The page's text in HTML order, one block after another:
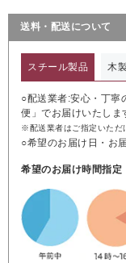
送料・配送について
スチール製品 木
○配送業者:安心・丁寧
便」でお届けいたしま
※配送業者はご指定いただ
○希望のお届け日・お
希望のお届け時間指定